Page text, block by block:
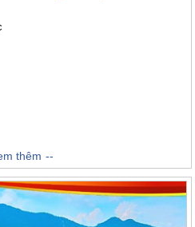
đẹp, độc đáo và hấp dẫn bậc nhất
Lạn là miền đất biển có khá nhiều
quý khách sẽ được thả mình trên
vắt với những đồi cát trắng trải dài
quý khách cảm nhận hương vị mặn
thêm